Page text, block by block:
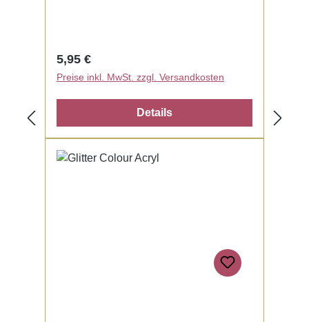
Regulärer Preis:
5,95 €
Preise inkl. MwSt. zzgl. Versandkosten
Details